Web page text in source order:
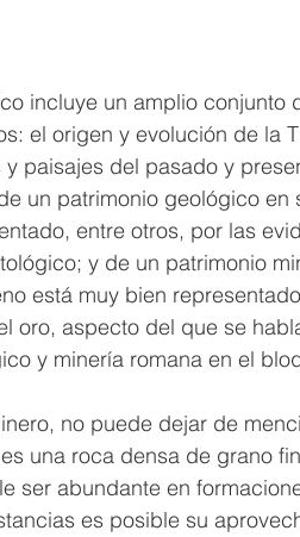
incluye un amplio conjunto
el origen y evolución de la
paisajes del pasado y
un patrimonio geológico
entre otros, por las
y de un patrimonio
está muy bien
oro, aspecto del que se
y minería romana en el
no puede dejar de
una roca densa de grano
ser abundante en
es posible su